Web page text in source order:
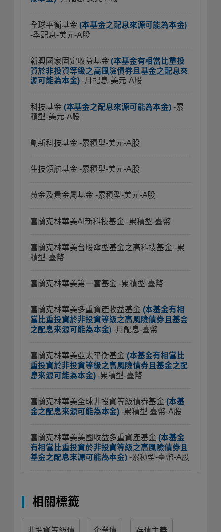
全球平衡基金 (本基金之配息來源可能為本金)
-季配息-美元-A股
新興國家固定收益基金 (本基金有相當比重投
資於非投資等級之高風險債券且基金之配息來
源可能為本金) -月配息-美元-A股
科技基金 (本基金之配息來源可能為本金) -累
積型-美元-A股
創新科技基金 -累積型-美元-A股
生技領航基金 -累積型-美元-A股
黃金及貴金屬基金 -累積型-美元-A股
富蘭克林華美AI新科技基金 -累積型-臺幣
富蘭克林華美台股傘型基金之高科技基金 -累
積型-臺幣
富蘭克林華美第一富基金 -累積型-臺幣
富蘭克林華美多重資產收益基金 (本基金有相
當比重投資於非投資等級之高風險債券且基金
之配息來源可能為本金) -月配息-臺幣
富蘭克林華美亞太平衡基金 (本基金有相當比
重投資於非投資等級之高風險債券且基金之配
息來源可能為本金) -累積型-臺幣
富蘭克林華美全球非投資等級債券基金 (本基
金之配息來源可能為本金) -累積型-臺幣-A股
富蘭克林華美美國收益多重資產基金 (本基金
有相當比重投資於非投資等級之高風險債券且
基金之配息來源可能為本金) -累積型-臺幣-A股
相關標籤
非投資等級債 企業債 存債主義